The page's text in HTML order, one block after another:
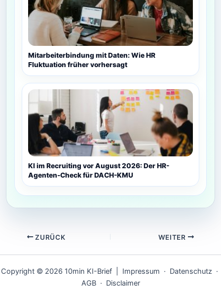
Mitarbeiterbindung mit Daten: Wie HR
Fluktuation früher vorhersagt
KI im Recruiting vor August 2026: Der HR-
Agenten-Check für DACH-KMU
ZURÜCK WEITER
Copyright © 2026 10min KI-Brief | Impressum · Datenschutz ·
AGB· Disclaimer